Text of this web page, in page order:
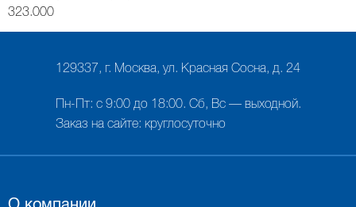
323.000
129337, г. Москва, ул. Красная Сосна, д. 24
Пн-Пт: с 9:00 до 18:00. Сб, Вс — выходной.
Заказ на сайте: круглосуточно